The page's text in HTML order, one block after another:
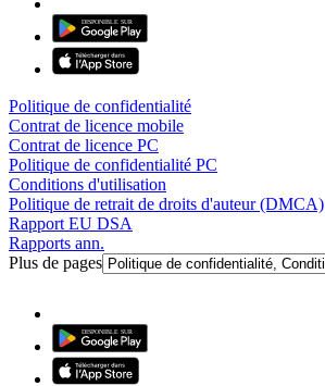
Politique de confidentialité
Contrat de licence mobile
Contrat de licence PC
Politique de confidentialité PC
Conditions d'utilisation
Politique de retrait de droits d'auteur (DMCA)
Rapport EU DSA
Rapports ann.
Plus de pages